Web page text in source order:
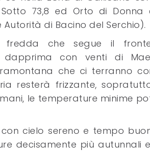
73,8 ed Orto di Donna
di Bacino del Serchio).
fredda che segue il
con venti di
che ci terranno
resterà frizzante,
le temperature minime
cielo sereno e tempo
decisamente più autunnali